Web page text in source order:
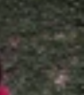
Tư vấn
Khuyến
Thông báo
Khách
Buds 4
nên mua